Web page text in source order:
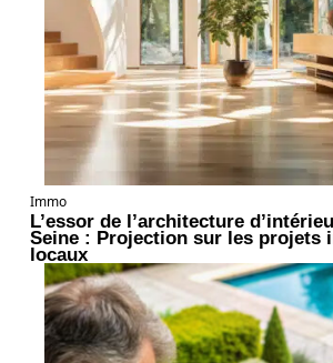
Immo
L’essor de l’architecture
Seine : Projection sur les projets
locaux